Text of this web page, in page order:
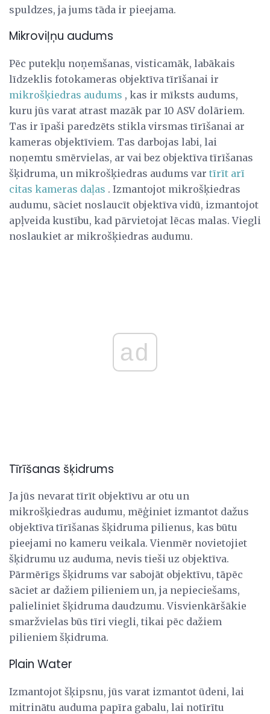
spuldzes, ja jums tāda ir pieejama.
Mikroviļņu audums
Pēc putekļu noņemšanas, visticamāk, labākais
līdzeklis fotokameras objektīva tīrīšanai ir
mikrošķiedras audums , kas ir mīksts audums,
kuru jūs varat atrast mazāk par 10 ASV dolāriem.
Tas ir īpaši paredzēts stikla virsmas tīrīšanai ar
kameras objektīviem. Tas darbojas labi, lai
noņemtu smērvielas, ar vai bez objektīva tīrīšanas
šķidruma, un mikrošķiedras audums var tīrīt arī
citas kameras daļas . Izmantojot mikrošķiedras
audumu, sāciet noslaucīt objektīva vidū, izmantojot
apļveida kustību, kad pārvietojat lēcas malas. Viegli
noslaukiet ar mikrošķiedras audumu.
ad
Tīrīšanas šķidrums
Ja jūs nevarat tīrīt objektīvu ar otu un
mikrošķiedras audumu, mēģiniet izmantot dažus
objektīva tīrīšanas šķidruma pilienus, kas būtu
pieejami no kameru veikala. Vienmēr novietojiet
šķidrumu uz auduma, nevis tieši uz objektīva.
Pārmērīgs šķidrums var sabojāt objektīvu, tāpēc
sāciet ar dažiem pilieniem un, ja nepieciešams,
palieliniet šķidruma daudzumu. Visvienkāršākie
smaržvielas būs tīri viegli, tikai pēc dažiem
pilieniem šķidruma.
Plain Water
Izmantojot šķipsnu, jūs varat izmantot ūdeni, lai
mitrinātu auduma papīra gabalu, lai notīrītu